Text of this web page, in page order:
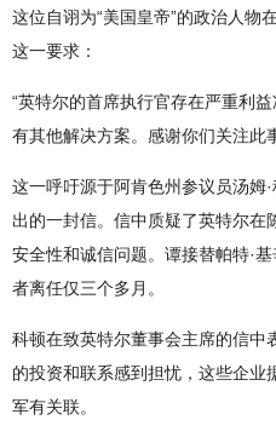
这位自诩为“美国皇帝”的政治人物
这一要求：
“英特尔的首席执行官存在严重利
有其他解决方案。感谢你们关注此
这一呼吁源于阿肯色州参议员汤姆
出的一封信。信中质疑了英特尔在
安全性和诚信问题。谭接替帕特·
者离任仅三个多月。
科顿在致英特尔董事会主席的信中
的投资和联系感到担忧，这些企业
军有关联。